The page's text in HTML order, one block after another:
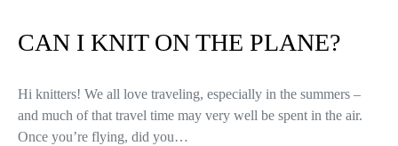
CAN I KNIT ON THE PLANE?
Hi knitters! We all love traveling, especially in the summers –
and much of that travel time may very well be spent in the air.
Once you’re flying, did you…